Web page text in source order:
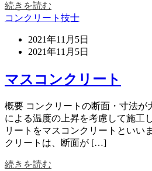
続きを読む
コンクリート技士
2021年11月5日
2021年11月5日
マスコンクリート
概要 コンクリートの断面・寸法が
による温度の上昇を考慮して施工
リートをマスコンクリートといい
クリートは、断面が […]
続きを読む